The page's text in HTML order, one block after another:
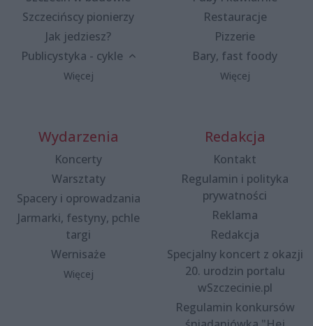
Szczecińscy pionierzy
Jak jedziesz?
Publicystyka - cykle
Więcej
Restauracje
Pizzerie
Bary, fast foody
Więcej
Wydarzenia
Koncerty
Warsztaty
Spacery i oprowadzania
Jarmarki, festyny, pchle
targi
Wernisaże
Więcej
Redakcja
Kontakt
Regulamin i polityka
prywatności
Reklama
Redakcja
Specjalny koncert z okazji
20. urodzin portalu
wSzczecinie.pl
Regulamin konkursów